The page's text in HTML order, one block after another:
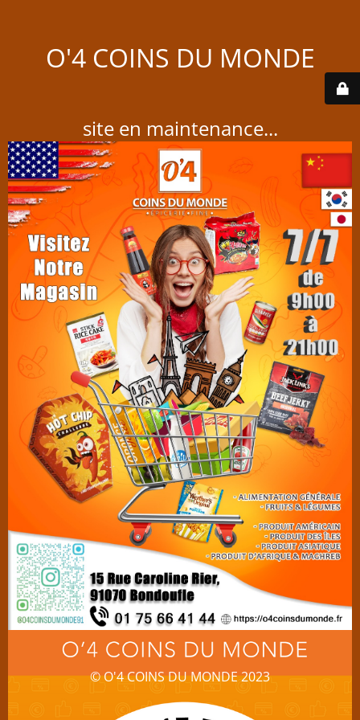
O'4 COINS DU MONDE
site en maintenance...
© O'4 COINS DU MONDE 2023